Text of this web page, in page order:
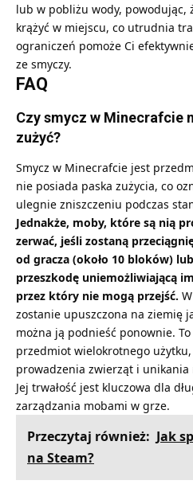
lub w pobliżu wody, powodując,
krążyć w miejscu, co utrudnia
ograniczeń pomoże Ci
ze smyczy.
FAQ
Czy smycz w Minecrafcie
zużyć?
Smycz w Minecrafcie jest
nie posiada paska zużycia, co
ulegnie zniszczeniu podczas
Jednakże, moby, które są nią
zerwać, jeśli zostaną
od gracza (około 10 bloków)
przeszkodę uniemożliwiającą
przez który nie mogą przejść.
zostanie upuszczona na ziemię
można ją podnieść ponownie.
przedmiot wielokrotnego
prowadzenia zwierząt i
Jej trwałość jest kluczowa dla
zarządzania mobami w grze.
Przeczytaj również: Jak
na Steam?